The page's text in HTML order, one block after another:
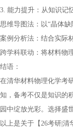
3. 能力提升：从知识记
思维导图法：以“晶体
案例分析法：结合实际
跨学科联动：将材料物
结语：
在清华材料物理化学考
知，备考不仅是知识的
园中绽放光彩。选择盛
以上是关于【26考研|